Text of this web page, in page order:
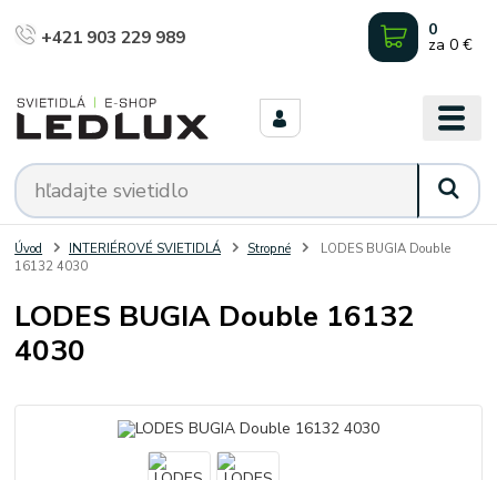
+421 903 229 989 0
za 0 €
Úvod INTERIÉROVÉ SVIETIDLÁ Stropné
LODES BUGIA Double
16132 4030
LODES BUGIA Double 16132
4030